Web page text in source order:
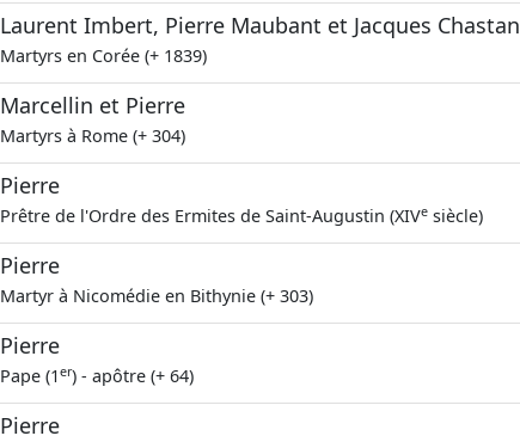
Laurent Imbert, Pierre Maubant et Jacques Chastan
Martyrs en Corée (+ 1839)
Marcellin et Pierre
Martyrs à Rome (+ 304)
Pierre
Prêtre de l'Ordre des Ermites de Saint-Augustin (XIVe siècle)
Pierre
Martyr à Nicomédie en Bithynie (+ 303)
Pierre
Pape (1er) - apôtre (+ 64)
Pierre